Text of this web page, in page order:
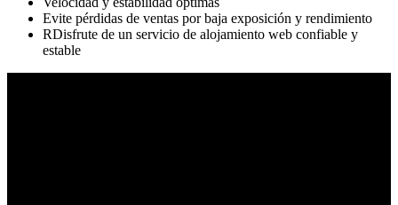
Evite pérdidas de ventas por baja exposición y rendimiento
RDisfrute de un servicio de alojamiento web confiable y
estable